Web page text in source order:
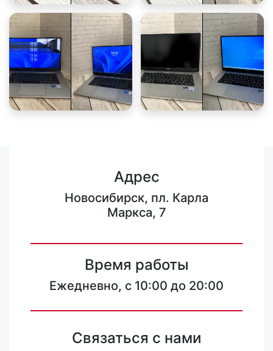
Адрес
Новосибирск, пл. Карла
Маркса, 7
Время работы
Ежедневно, с 10:00 до 20:00
Связаться с нами